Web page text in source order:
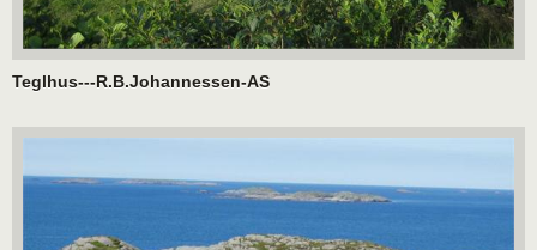
Teglhus---R.B.Johannessen-AS